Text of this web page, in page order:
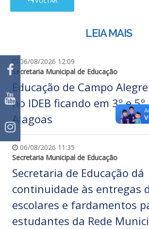
LEIA MAIS
06/08/2026 12:09
Secretaria Municipal de Educação
Educação de Campo
no IDEB ficando em 3º e
Alagoas
06/08/2026 11:35
Secretaria Municipal de Educação
Secretaria de Educação dá
continuidade às entregas
escolares e fardamentos
estudantes da Rede